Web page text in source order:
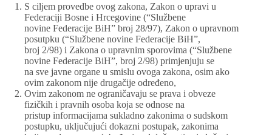
S ciljem provedbe ovog zakona, Zakon o upravi u
Federaciji Bosne i Hrcegovine (“Službene
novine Federacije BiH” broj 28/97), Zakon o upravnom
posutpku (“Službene novine Federacije BiH”,
broj 2/98) i Zakona o upravnim sporovima (“Službene
novine Federacije BiH”, broj 2/98) primjenjuju se
na sve javne organe u smislu ovoga zakona, osim ako
ovim zakonom nije drugačije određeno,
Ovim zakonom ne ograničavaju se prava i obveze
fizičkih i pravnih osoba koja se odnose na
pristup informacijama sukladno zakonima o sudskom
postupku, uključujući dokazni postupak, zakonima